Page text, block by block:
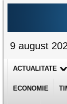
9 august
ACTUALITATE
ECONOMIE